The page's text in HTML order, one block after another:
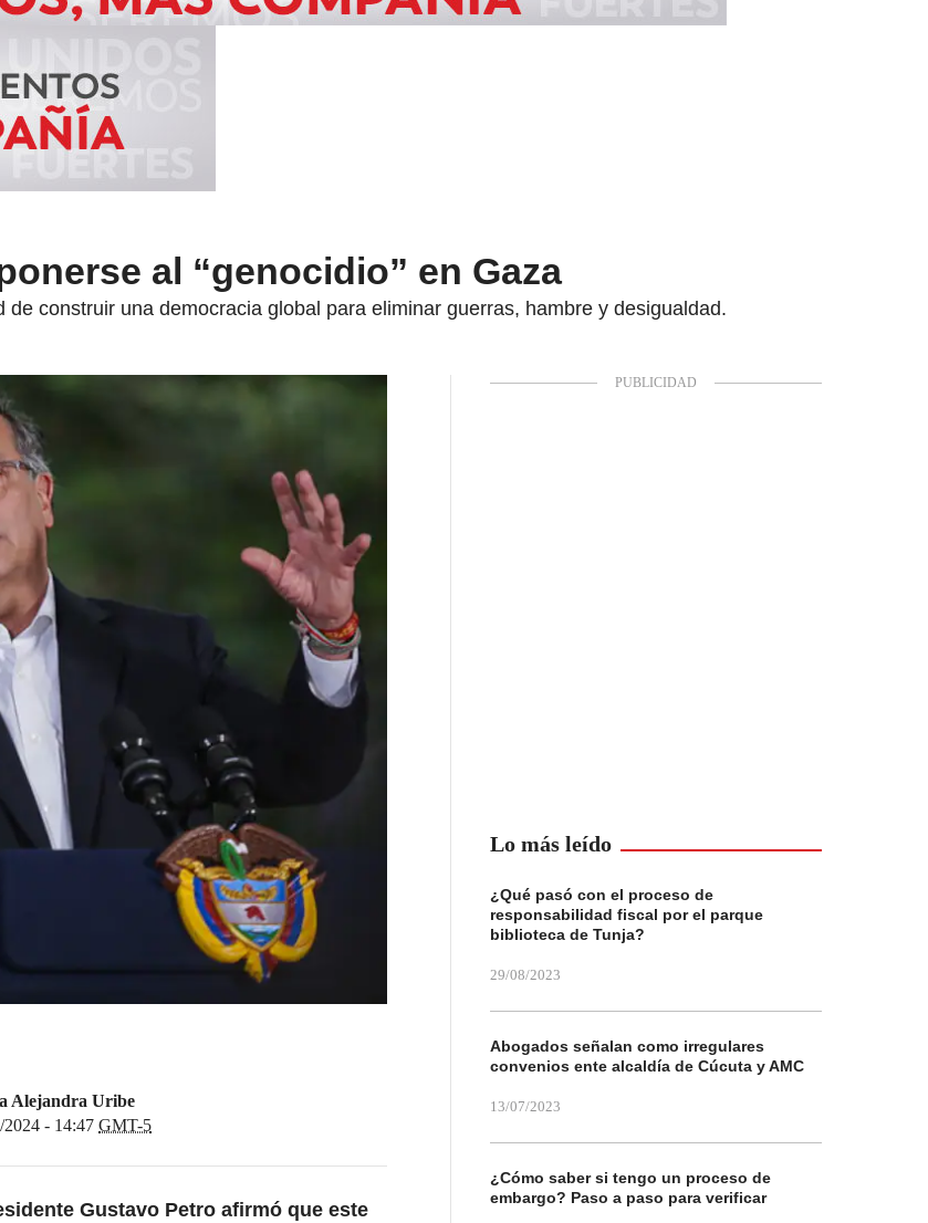
al “genocidio” en Gaza
construir una democracia global para eliminar guerras, hambre y desigualdad.
Alejandra Uribe
2024 - 14:47 GMT-5
Gustavo Petro afirmó que este
Lo más leído
¿Qué pasó con el proceso de
responsabilidad fiscal por el parque
biblioteca de Tunja?
29/08/2023
Abogados señalan como irregulares
convenios ente alcaldía de Cúcuta y AMC
13/07/2023
¿Cómo saber si tengo un proceso de
embargo? Paso a paso para verificar